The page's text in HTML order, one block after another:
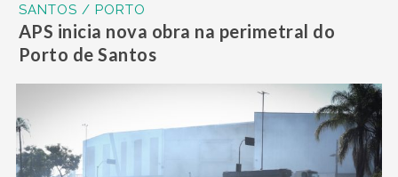
SANTOS / PORTO
APS inicia nova obra na perimetral do
Porto de Santos